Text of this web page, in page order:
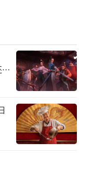
独特的国际视
东西方时尚的桥
国友人一同走